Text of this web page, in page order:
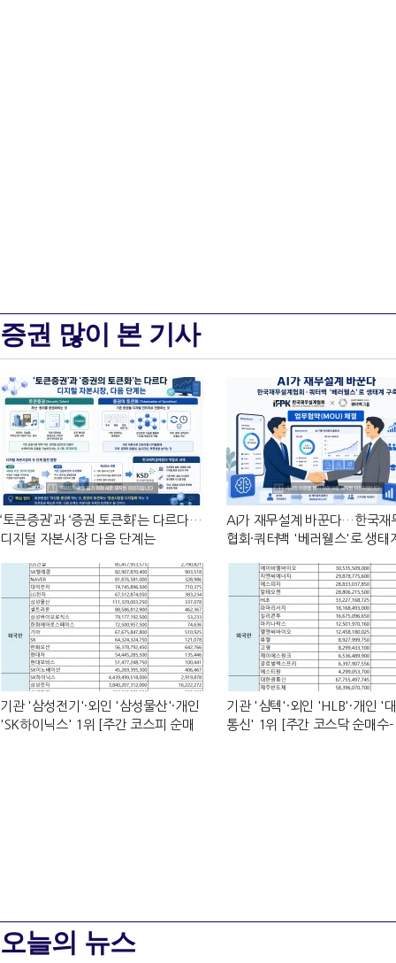
증권 많이 본 기사
‘토큰증권’과 ‘증권 토큰화’는 다르다…
디지털 자본시장 다음 단계는
AI가 재무설계 바꾼다…한국재
협회·쿼터백 '베러웰스'로 생태
기관 '삼성전기'·외인 '삼성물산'·개인
'SK하이닉스' 1위 [주간 코스피 순매
기관 '심텍'·외인 'HLB'·개인 '
통신' 1위 [주간 코스닥 순매수
오늘의 뉴스